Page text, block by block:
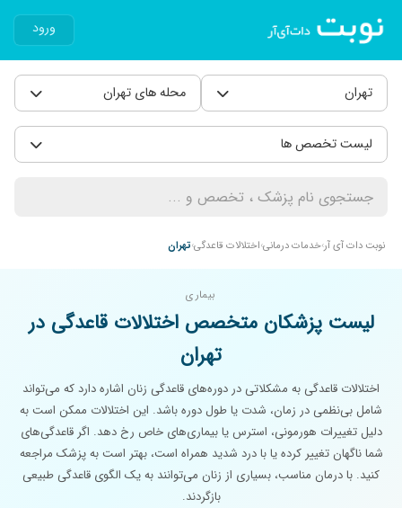
ورود
تهران محله های تهران
لیست تخصص ها
نوبت دات آی آر خدمات درمانی اختلالات قاعدگی تهران
بیماری
لیست پزشکان متخصص اختلالات قاعدگی در
تهران
اختلالات قاعدگی به مشکلاتی در دوره‌های قاعدگی زنان اشاره دارد که می‌تواند
شامل بی‌نظمی در زمان، شدت یا طول دوره باشد. این اختلالات ممکن است به
دلیل تغییرات هورمونی، استرس یا بیماری‌های خاص رخ دهد. اگر قاعدگی‌های
شما ناگهان تغییر کرده یا با درد شدید همراه است، بهتر است به پزشک مراجعه
کنید. با درمان مناسب، بسیاری از زنان می‌توانند به یک الگوی قاعدگی طبیعی
بازگردند.